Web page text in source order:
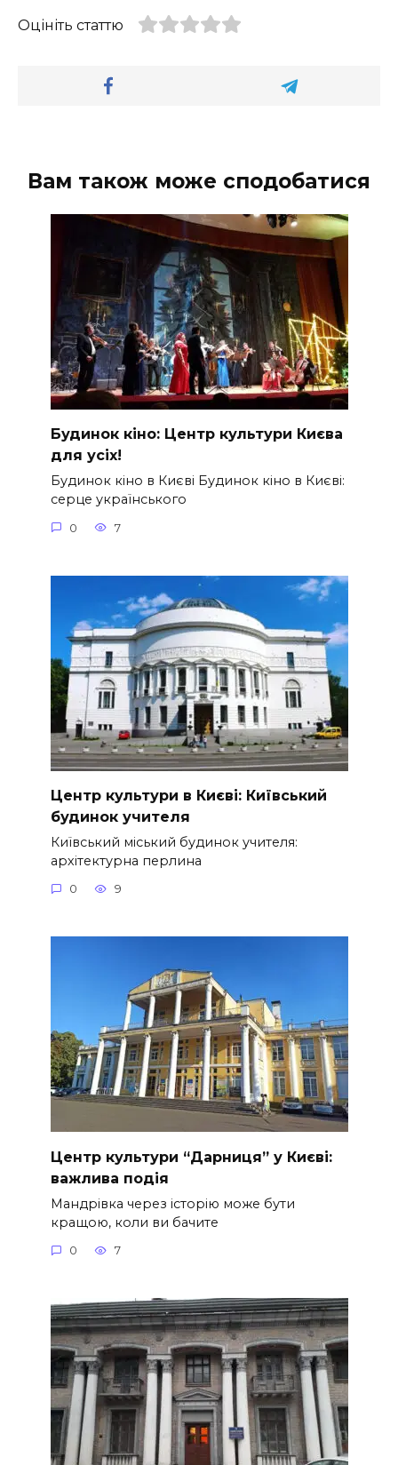
Оцініть статтю
Вам також може сподобатися
Будинок кіно: Центр культури Києва
для усіх!
Будинок кіно в Києві Будинок кіно в Києві:
серце українського
0 7
Центр культури в Києві: Київський
будинок учителя
Київський міський будинок учителя:
архітектурна перлина
0 9
Центр культури “Дарниця” у Києві:
важлива подія
Мандрівка через історію може бути
кращою, коли ви бачите
0 7